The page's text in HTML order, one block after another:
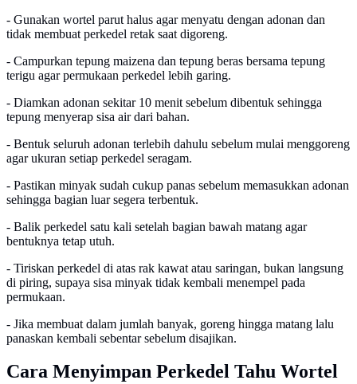
- Gunakan wortel parut halus agar menyatu dengan adonan dan
tidak membuat perkedel retak saat digoreng.
- Campurkan tepung maizena dan tepung beras bersama tepung
terigu agar permukaan perkedel lebih garing.
- Diamkan adonan sekitar 10 menit sebelum dibentuk sehingga
tepung menyerap sisa air dari bahan.
- Bentuk seluruh adonan terlebih dahulu sebelum mulai menggoreng
agar ukuran setiap perkedel seragam.
- Pastikan minyak sudah cukup panas sebelum memasukkan adonan
sehingga bagian luar segera terbentuk.
- Balik perkedel satu kali setelah bagian bawah matang agar
bentuknya tetap utuh.
- Tiriskan perkedel di atas rak kawat atau saringan, bukan langsung
di piring, supaya sisa minyak tidak kembali menempel pada
permukaan.
- Jika membuat dalam jumlah banyak, goreng hingga matang lalu
panaskan kembali sebentar sebelum disajikan.
Cara Menyimpan Perkedel Tahu Wortel